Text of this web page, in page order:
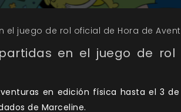
el juego de rol oficial de Hora de
en el juego de rol
en edición física hasta el 3
de Marceline.